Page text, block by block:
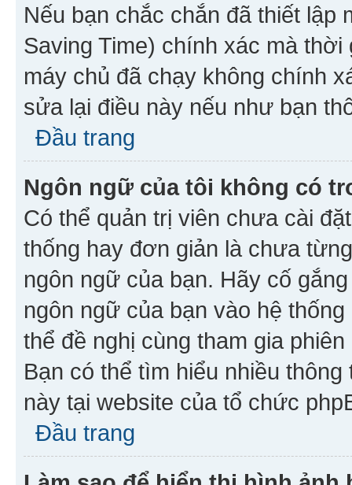
Nếu bạn chắc chắn đã thiết lập
Saving Time) chính xác mà
máy chủ đã chạy không chính
sửa lại điều này nếu như bạn
Đầu trang
Ngôn ngữ của tôi không có
Có thể quản trị viên chưa cài
thống hay đơn giản là chưa
ngôn ngữ của bạn. Hãy cố
ngôn ngữ của bạn vào hệ
thể đề nghị cùng tham gia
Bạn có thể tìm hiểu nhiều
này tại website của tổ chức
Đầu trang